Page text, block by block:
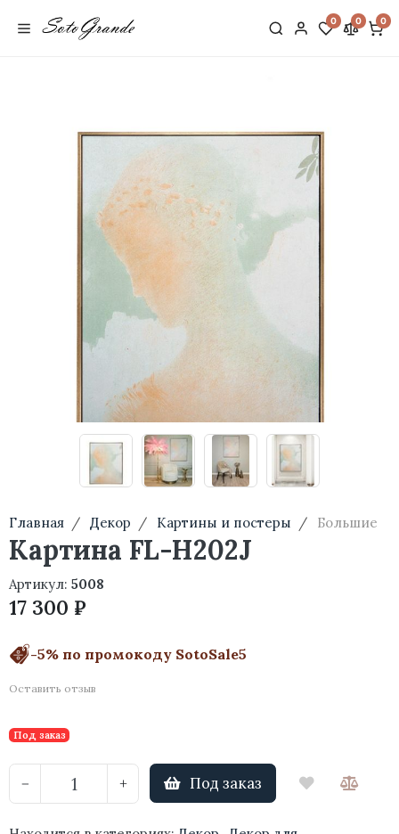
0 0 0
Главная Декор Картины и постеры Большие
Картина FL-H202J
Артикул: 5008
17 300 ₽
-5% по промокоду SotoSale5
Оставить отзыв
Под заказ
− + Под заказ